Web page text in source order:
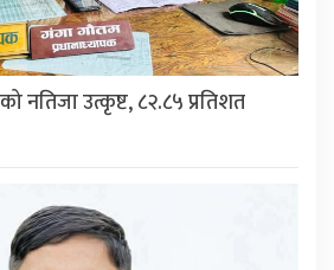
नतिजा उत्कृष्ट, ८२.८५ प्रतिशत